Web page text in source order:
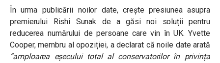
În urma publicării noilor date, crește presiunea asupra
premierului Rishi Sunak de a găsi noi soluții pentru
reducerea numărului de persoane care vin în UK. Yvette
Cooper, membru al opoziției, a declarat că noile date arată
“amploarea eșecului total al conservatorilor în privința